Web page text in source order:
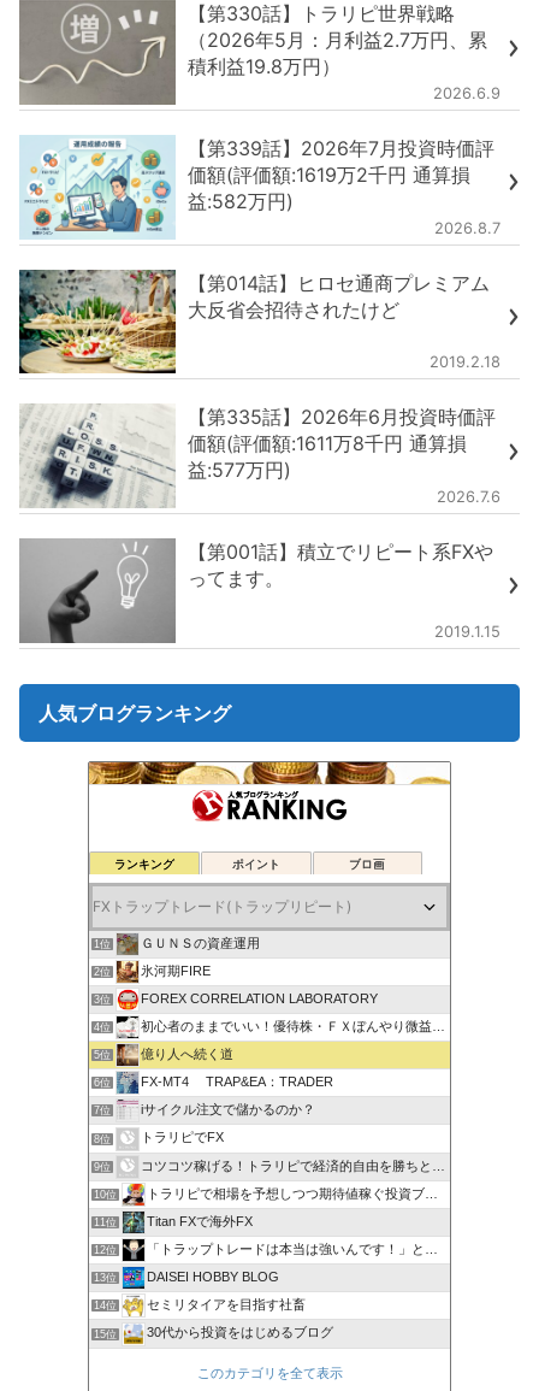
【第330話】トラリピ世界戦略
（2026年5月：月利益2.7万円、累
積利益19.8万円）
2026.6.9
【第339話】2026年7月投資時価評
価額(評価額:1619万2千円 通算損
益:582万円)
2026.8.7
【第014話】ヒロセ通商プレミアム
大反省会招待されたけど
2019.2.18
【第335話】2026年6月投資時価評
価額(評価額:1611万8千円 通算損
益:577万円)
2026.7.6
【第001話】積立でリピート系FXや
ってます。
2019.1.15
人気ブログランキング
ランキング ポイント ブロ画
1位 ＧＵＮＳの資産運用
2位 氷河期FIRE
3位 FOREX CORRELATION LABORATORY
4位 初心者のままでいい！優待株・ＦＸぼんやり微益ブログ
5位 億り人へ続く道
6位 FX-MT4 TRAP&EA：TRADER
7位 iサイクル注文で儲かるのか？
8位 トラリピでFX
9位 コツコツ稼げる！トラリピで経済的自由を勝ちとる方法
10位 トラリピで相場を予想しつつ期待値稼ぐ投資ブログ
11位 Titan FXで海外FX
12位 「トラップトレードは本当は強いんです！」と叫びたい。
13位 DAISEI HOBBY BLOG
14位 セミリタイアを目指す社畜
15位 30代から投資をはじめるブログ
このカテゴリを全て表示